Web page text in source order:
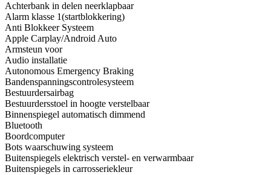
Achterbank in delen neerklapbaar
Alarm klasse 1(startblokkering)
Anti Blokkeer Systeem
Apple Carplay/Android Auto
Armsteun voor
Audio installatie
Autonomous Emergency Braking
Bandenspanningscontrolesysteem
Bestuurdersairbag
Bestuurdersstoel in hoogte verstelbaar
Binnenspiegel automatisch dimmend
Bluetooth
Boordcomputer
Bots waarschuwing systeem
Buitenspiegels elektrisch verstel- en verwarmbaar
Buitenspiegels in carrosseriekleur